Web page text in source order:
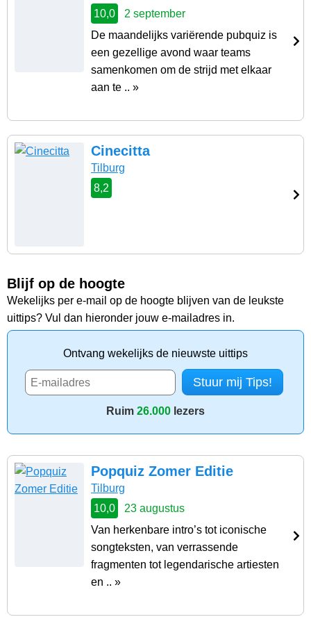
10,0
2 september
De maandelijks variërende pubquiz is
een gezellige avond waar teams
samenkomen om de strijd met elkaar
aan te .. »
Cinecitta
Tilburg
8,2
Blijf op de hoogte
Wekelijks per e-mail op de hoogte blijven van de leukste
uittips? Vul dan hieronder jouw e-mailadres in.
Ontvang wekelijks de nieuwste uittips
Ruim 26.000 lezers
Popquiz Zomer Editie
Tilburg
10,0
23 augustus
Van herkenbare intro’s tot iconische
songteksten, van verrassende
fragmenten tot legendarische artiesten
en .. »